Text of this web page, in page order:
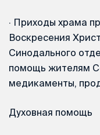
· Приходы храма
Воскресения
Синодального
помощь жителям
медикаменты,
Духовная помощь